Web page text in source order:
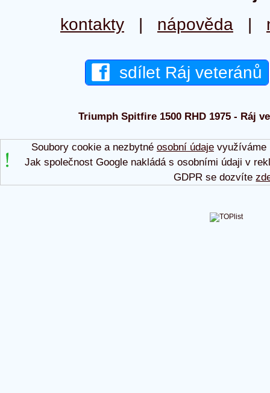
kontakty | nápověda |
sdílet Ráj veteránů
Triumph Spitfire 1500 RHD 1975 - Ráj
Soubory cookie a nezbytné osobní údajevyužíváme
Jak společnost Google nakládá s osobními údaji v
GDPR se dozvíte